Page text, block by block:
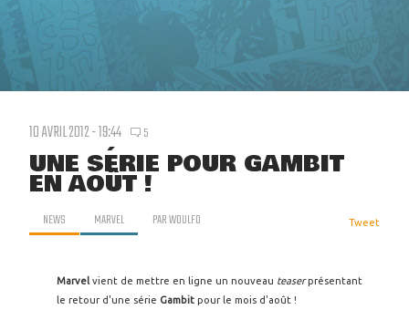
10 AVRIL 2012 - 19:44 5
UNE SÉRIE POUR GAMBIT
EN AOÛT !
NEWS MARVEL PARWOULFO Tweet
Marvel vient de mettre en ligne un nouveau teaserprésentant
le retour d'une série Gambit pour le mois d'août !